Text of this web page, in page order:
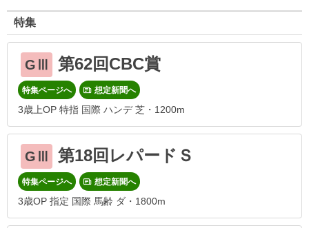
特集
GⅢ 第62回CBC賞
特集ページへ 想定新聞へ
3歳上OP 特指 国際 ハンデ 芝・1200m
GⅢ 第18回レパードＳ
特集ページへ 想定新聞へ
3歳OP 指定 国際 馬齢 ダ・1800m